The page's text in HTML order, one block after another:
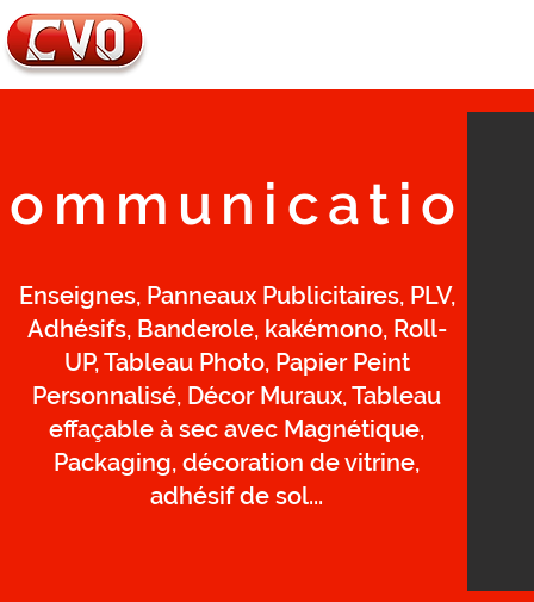
Enseignes, Panneaux Publicitaires, PLV,
Adhésifs, Banderole, kakémono, Roll-
UP, Tableau Photo, Papier Peint
Personnalisé, Décor Muraux, Tableau
effaçable à sec avec Magnétique,
Packaging, décoration de vitrine,
adhésif de sol...